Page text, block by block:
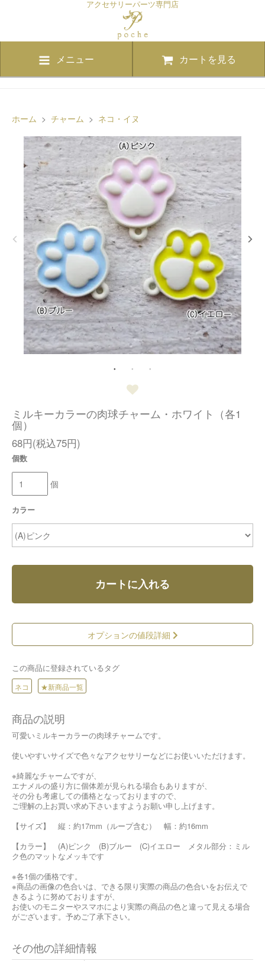
アクセサリーパーツ専門店
メニュー カートを見る
ホーム > チャーム > ネコ・イヌ
ミルキーカラーの肉球チャーム・ホワイト（各1
個）
68円(税込75円)
個数
個
カラー
カートに入れる
オプションの値段詳細
この商品に登録されているタグ
ネコ ★新商品一覧
商品の説明
可愛いミルキーカラーの肉球チャームです。
使いやすいサイズで色々なアクセサリーなどにお使いいただけます。
※綺麗なチャームですが、
エナメルの盛り方に個体差が見られる場合もありますが、
その分も考慮しての価格となっておりますので、
ご理解の上お買い求め下さいますようお願い申し上げます。
【サイズ】 縦：約17mm（ループ含む） 幅：約16mm
【カラー】 (A)ピンク (B)ブルー (C)イエロー メタル部分：ミル
ク色のマットなメッキです
※各1個の価格です。
※商品の画像の色合いは、できる限り実際の商品の色合いをお伝えで
きるように努めておりますが、
お使いのモニターやスマホにより実際の商品の色と違って見える場合
がございます。予めご了承下さい。
その他の詳細情報